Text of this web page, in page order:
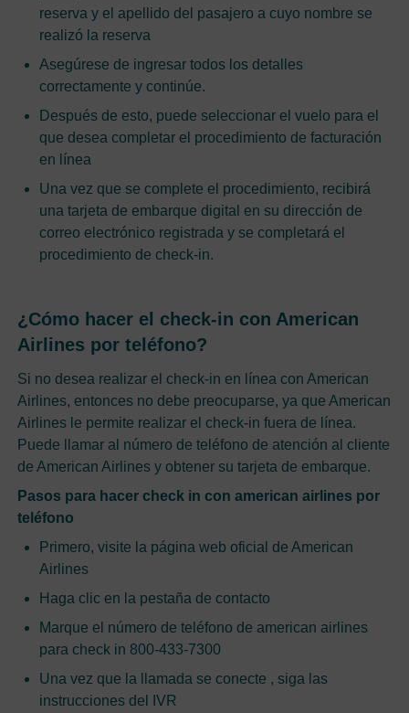
reserva y el apellido del pasajero a cuyo nombre se
realizó la reserva
Asegúrese de ingresar todos los detalles
correctamente y continúe.
Después de esto, puede seleccionar el vuelo para el
que desea completar el procedimiento de facturación
en línea
Una vez que se complete el procedimiento, recibirá
una tarjeta de embarque digital en su dirección de
correo electrónico registrada y se completará el
procedimiento de check-in.
¿Cómo hacer el check-in con American
Airlines por teléfono?
Si no desea realizar el check-in en línea con American
Airlines, entonces no debe preocuparse, ya que American
Airlines le permite realizar el check-in fuera de línea.
Puede llamar al número de teléfono de atención al cliente
de American Airlines y obtener su tarjeta de embarque.
Pasos para hacer check in con american airlines por
teléfono
Primero, visite la página web oficial de American
Airlines
Haga clic en la pestaña de contacto
Marque el número de teléfono de american airlines
para check in 800-433-7300
Una vez que la llamada se conecte , siga las
instrucciones del IVR